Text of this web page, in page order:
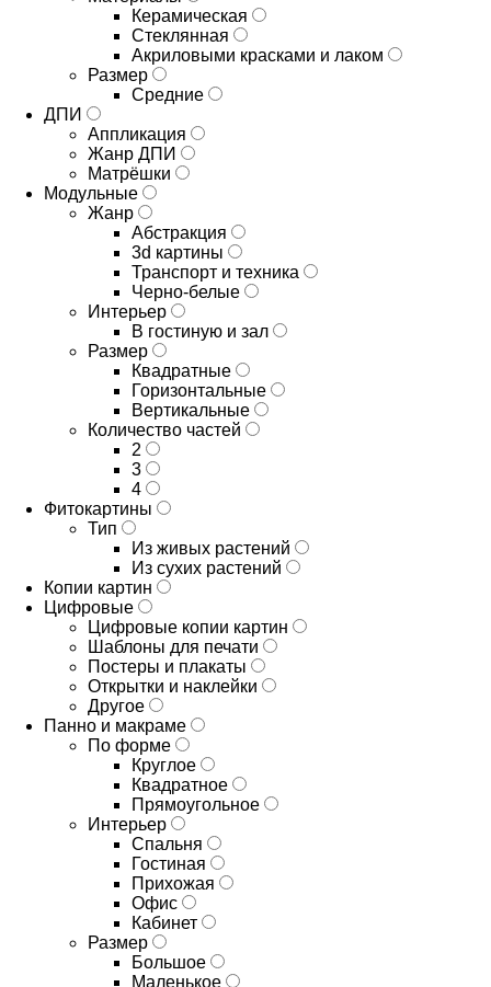
Керамическая
Стеклянная
Акриловыми красками и лаком
Размер
Средние
ДПИ
Аппликация
Жанр ДПИ
Матрёшки
Модульные
Жанр
Абстракция
3d картины
Транспорт и техника
Черно-белые
Интерьер
В гостиную и зал
Размер
Квадратные
Горизонтальные
Вертикальные
Количество частей
2
3
4
Фитокартины
Тип
Из живых растений
Из сухих растений
Копии картин
Цифровые
Цифровые копии картин
Шаблоны для печати
Постеры и плакаты
Открытки и наклейки
Другое
Панно и макраме
По форме
Круглое
Квадратное
Прямоугольное
Интерьер
Спальня
Гостиная
Прихожая
Офис
Кабинет
Размер
Большое
Маленькое